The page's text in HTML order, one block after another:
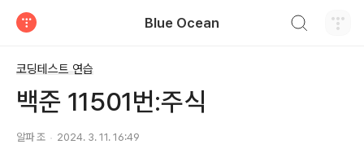
Blue Ocean
코딩테스트 연습
백준 11501번:주식
알파 조 2024. 3. 11. 16:49